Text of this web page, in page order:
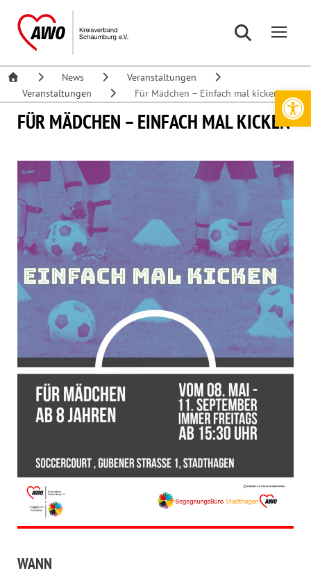
News
Veranstaltungen
Veranstaltungen
Für Mädchen – Einfach mal kicken
FÜR MÄDCHEN – EINFACH MAL KICKEN
WANN
Werkzeugleiste öffnen